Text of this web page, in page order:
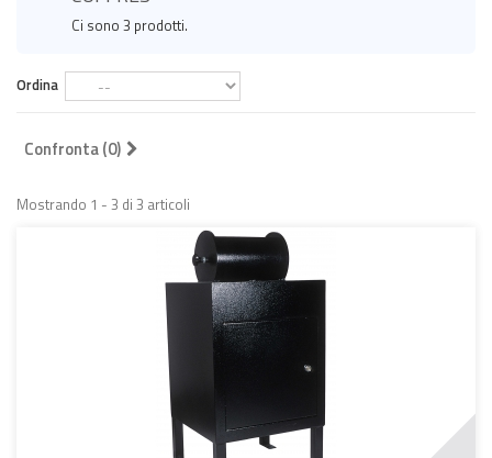
Ci sono 3 prodotti.
Ordina
Confronta (0)
Mostrando 1 - 3 di 3 articoli